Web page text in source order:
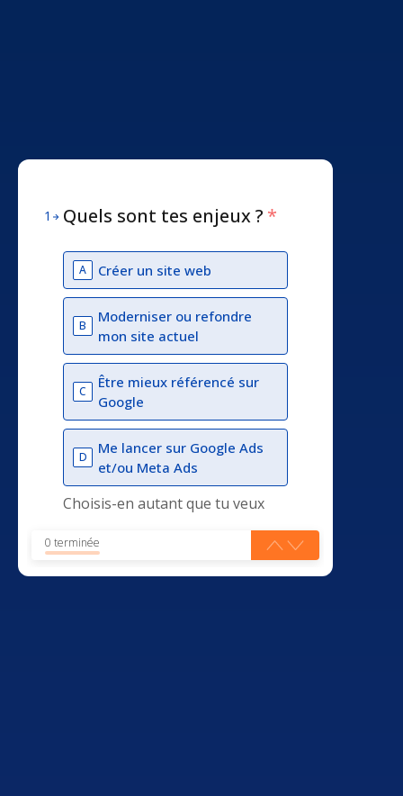
1 Quels sont tes enjeux ? *
A Créer un site web
B
Moderniser ou refondre
mon site actuel
C
Être mieux référencé sur
Google
D
Me lancer sur Google Ads
et/ou Meta Ads
Choisis-en autant que tu veux
0 terminée